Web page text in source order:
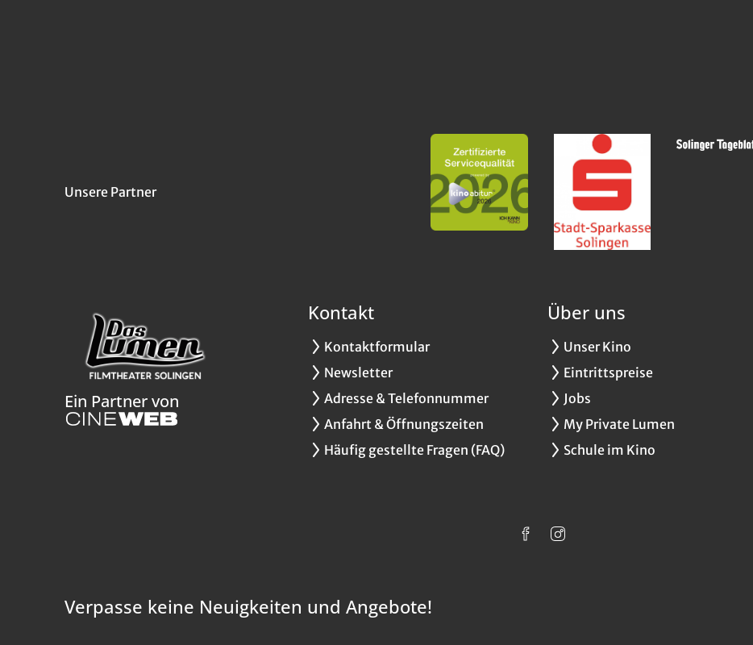
Unsere Partner
Ein Partner von
Kontakt
Kontaktformular
Newsletter
Adresse & Telefonnummer
Anfahrt & Öffnungszeiten
Häufig gestellte Fragen (FAQ)
Über uns
Unser Kino
Eintrittspreise
Jobs
My Private Lumen
Schule im Kino
Verpasse keine Neuigkeiten und Angebote!